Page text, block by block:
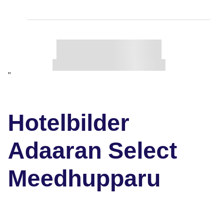
"
Hotelbilder
Adaaran Select
Meedhupparu